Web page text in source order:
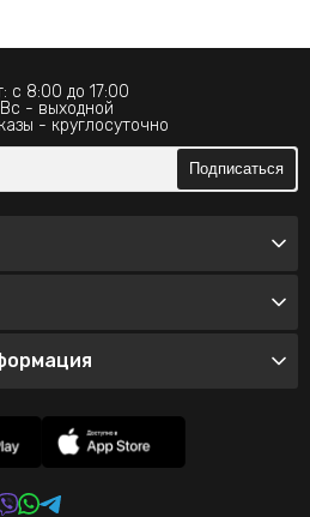
с 8:00 до 17:00
- выходной
- круглосуточно
Подписаться